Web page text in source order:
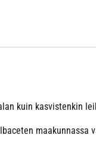
kuin kasvistenkin
maakunnassa